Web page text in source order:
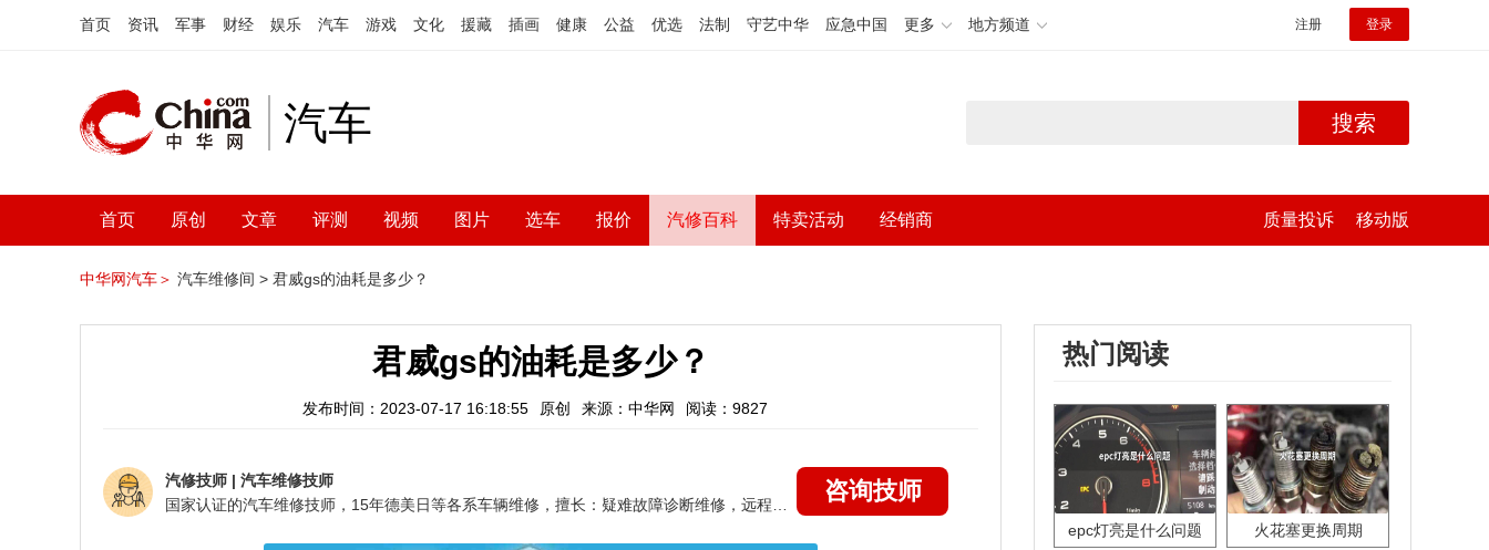
首页 资讯 军事 财经 娱乐 汽车 游戏 文化 援藏 插画 健康 公益 优选 法制 守艺中华 应急中国 更多 地方频道 注册 登录
汽车 搜索
首页 原创 文章 评测 视频 图片 选车 报价 汽修百科 特卖活动 经销商 质量投诉 移动版
中华网汽车＞ 汽车维修间 > 君威gs的油耗是多少？
君威gs的油耗是多少？
发布时间：2023-07-17 16:18:55 原创 来源：中华网 阅读：9827
汽修技师 | 汽车维修技师
咨询技师
热门阅读
epc灯亮是什么问题 火花塞更换周期